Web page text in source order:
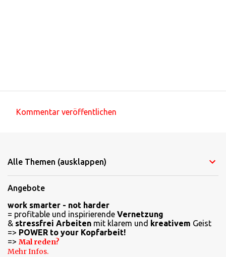
m
n
t
a
r
e
Kommentar veröffentlichen
Alle Themen (ausklappen)
Angebote
work smarter - not harder
= profitable und inspirierende Vernetzung
& stressfrei Arbeiten mit klarem und kreativem Geist
=> POWER to your Kopfarbeit!
=> Mal reden?
Mehr Infos.